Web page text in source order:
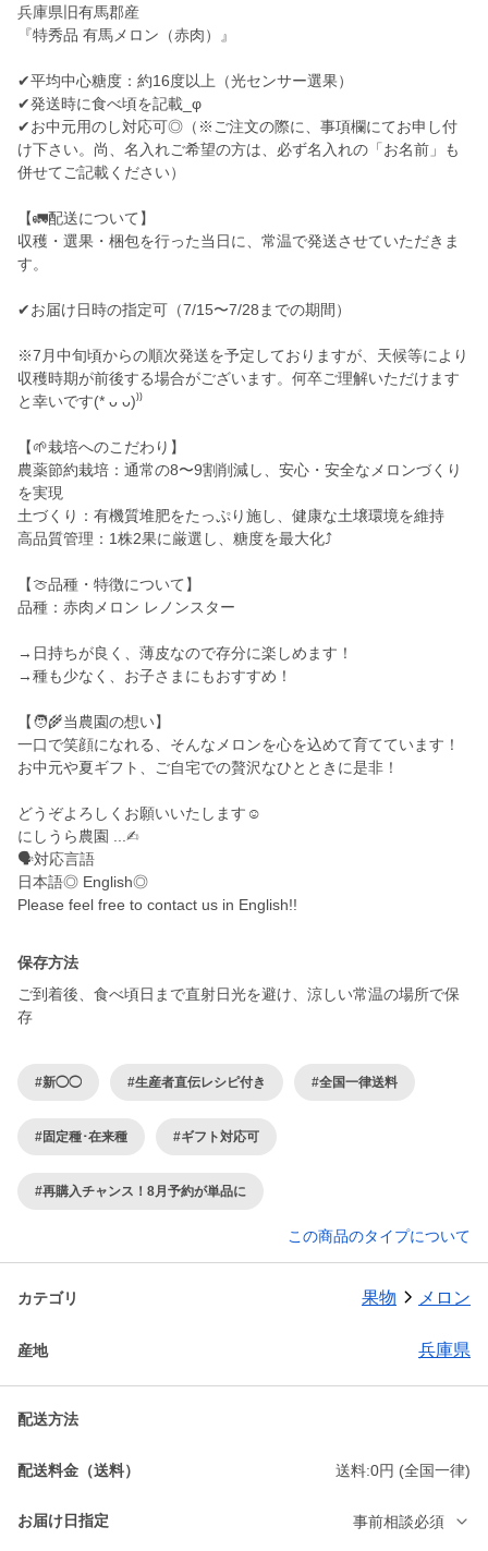
兵庫県旧有馬郡産
『特秀品 有馬メロン（赤肉）』
✔︎平均中心糖度：約16度以上（光センサー選果）
✔︎発送時に食べ頃を記載_φ
✔︎お中元用のし対応可◎（※ご注文の際に、事項欄にてお申し付
け下さい。尚、名入れご希望の方は、必ず名入れの「お名前」も
併せてご記載ください）
【🚛配送について】
収穫・選果・梱包を行った当日に、常温で発送させていただきま
す。
✔︎お届け日時の指定可（7/15〜7/28までの期間）
※7月中旬頃からの順次発送を予定しておりますが、天候等により
収穫時期が前後する場合がございます。何卒ご理解いただけます
と幸いです(* ᴗ ᴗ)⁾⁾
【🌱栽培へのこだわり】
農薬節約栽培：通常の8〜9割削減し、安心・安全なメロンづくり
を実現
土づくり：有機質堆肥をたっぷり施し、健康な土壌環境を維持
高品質管理：1株2果に厳選し、糖度を最大化⤴︎
【🍈品種・特徴について】
品種：赤肉メロン レノンスター
→日持ちが良く、薄皮なので存分に楽しめます！
→種も少なく、お子さまにもおすすめ！
【🧑‍🌾当農園の想い】
一口で笑顔になれる、そんなメロンを心を込めて育てています！
お中元や夏ギフト、ご自宅での贅沢なひとときに是非！
どうぞよろしくお願いいたします☺︎
にしうら農園 ...✍︎
🗣️対応言語
日本語◎ English◎
Please feel free to contact us in English!!
保存方法
ご到着後、食べ頃日まで直射日光を避け、涼しい常温の場所で保
存
#新◯◯ #生産者直伝レシピ付き #全国一律送料
#固定種･在来種 #ギフト対応可
#再購入チャンス！8月予約が単品に
この商品のタイプについて
カテゴリ 果物 メロン
産地 兵庫県
配送方法
配送料金（送料） 送料:0円 (全国一律)
お届け日指定 事前相談必須